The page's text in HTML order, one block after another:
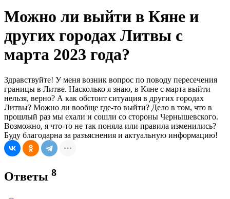
Можно ли выйти в Кяне и
других городах Литвы с
марта 2023 года?
Здравствуйте! У меня возник вопрос по поводу пересечения
границы в Литве. Насколько я знаю, в Кяне с марта выйти
нельзя, верно? А как обстоит ситуация в других городах
Литвы? Можно ли вообще где-то выйти? Дело в том, что в
прошлый раз мы ехали и сошли со стороны Чернышевского.
Возможно, я что-то не так поняла или правила изменились?
Буду благодарна за разъяснения и актуальную информацию!
Ответы 8